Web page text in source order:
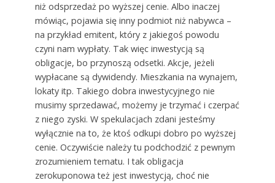
niż odsprzedaż po wyższej cenie. Albo inaczej
mówiąc, pojawia się inny podmiot niż nabywca –
na przykład emitent, który z jakiegoś powodu
czyni nam wypłaty. Tak więc inwestycją są
obligacje, bo przynoszą odsetki. Akcje, jeżeli
wypłacane są dywidendy. Mieszkania na wynajem,
lokaty itp. Takiego dobra inwestycyjnego nie
musimy sprzedawać, możemy je trzymać i czerpać
z niego zyski. W spekulacjach zdani jesteśmy
wyłącznie na to, że ktoś odkupi dobro po wyższej
cenie. Oczywiście należy tu podchodzić z pewnym
zrozumieniem tematu. I tak obligacja
zerokuponowa też jest inwestycją, choć nie